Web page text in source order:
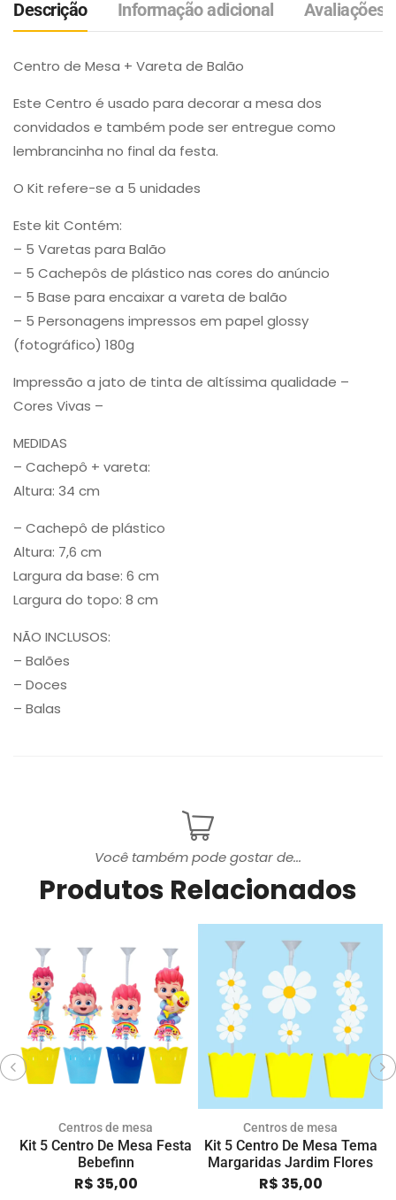
Descrição Informação adicional Avaliações
Centro de Mesa + Vareta de Balão
Este Centro é usado para decorar a mesa dos
convidados e também pode ser entregue como
lembrancinha no final da festa.
O Kit refere-se a 5 unidades
Este kit Contém:
– 5 Varetas para Balão
– 5 Cachepôs de plástico nas cores do anúncio
– 5 Base para encaixar a vareta de balão
– 5 Personagens impressos em papel glossy
(fotográfico) 180g
Impressão a jato de tinta de altíssima qualidade –
Cores Vivas –
MEDIDAS
– Cachepô + vareta:
Altura: 34 cm
– Cachepô de plástico
Altura: 7,6 cm
Largura da base: 6 cm
Largura do topo: 8 cm
NÃO INCLUSOS:
– Balões
– Doces
– Balas
Você também pode gostar de...
Produtos Relacionados
Centros de mesa
Kit 5 Centro De Mesa Festa
Bebefinn
R$ 35,00
Centros de mesa
Kit 5 Centro De Mesa Tema
Margaridas Jardim Flores
R$ 35,00